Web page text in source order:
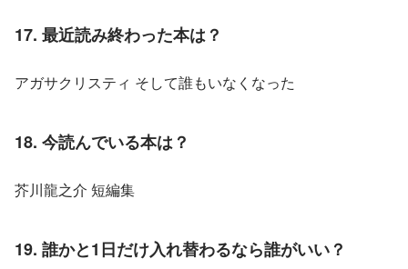
17. 最近読み終わった本は？
アガサクリスティ そして誰もいなくなった
18. 今読んでいる本は？
芥川龍之介 短編集
19. 誰かと1日だけ入れ替わるなら誰がいい？